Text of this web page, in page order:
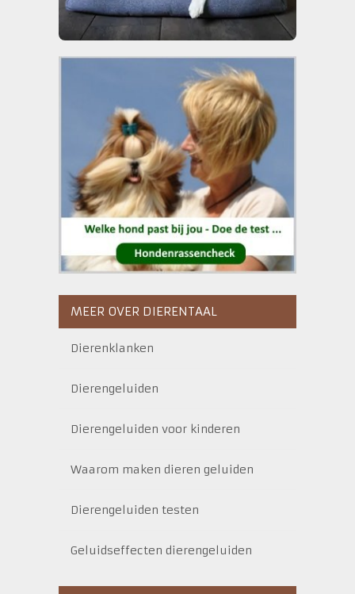
MEER OVER DIERENTAAL
Dierenklanken
Dierengeluiden
Dierengeluiden voor kinderen
Waarom maken dieren geluiden
Dierengeluiden testen
Geluidseffecten dierengeluiden